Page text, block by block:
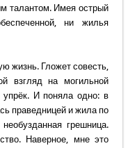
талантом. Имея острый
ни жилья
жизнь. Гложет совесть,
взгляд на могильной
И поняла одно: в
праведницей и жила по
грешница.
Наверное, мне это